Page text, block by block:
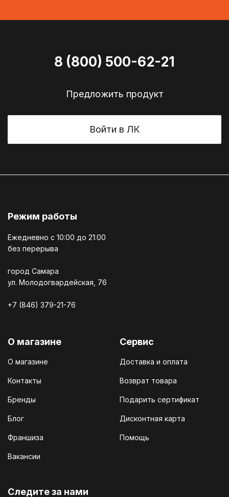
8 (800) 500-62-21
Предложить продукт
Войти в ЛК
Режим работы
Ежедневно c 10:00 до 21:00
без перерыва
город Самара
ул. Молодогвардейская, 76
+7 (846) 379-21-76
О магазине
О магазине
Контакты
Бренды
Блог
Франшиза
Вакансии
Сервис
Доставка и оплата
Возврат товара
Подарить сертификат
Дисконтная карта
Помощь
Cледите за нами